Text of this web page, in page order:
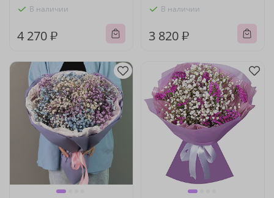
В наличии
4 270 ₽
В наличии
3 820 ₽